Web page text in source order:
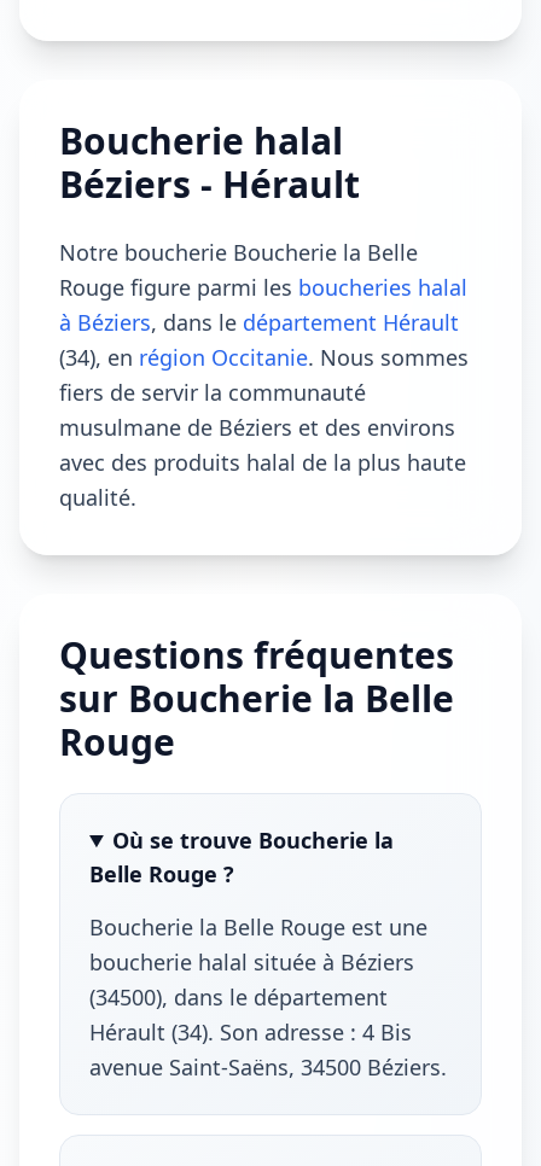
Boucherie halal
Béziers - Hérault
Notre boucherie Boucherie la Belle
Rouge figure parmi les boucheries halal
à Béziers, dans le département Hérault
(34), en région Occitanie. Nous sommes
fiers de servir la communauté
musulmane de Béziers et des environs
avec des produits halal de la plus haute
qualité.
Questions fréquentes
sur Boucherie la Belle
Rouge
Où se trouve Boucherie la
Belle Rouge ?
Boucherie la Belle Rouge est une
boucherie halal située à Béziers
(34500), dans le département
Hérault (34). Son adresse : 4 Bis
avenue Saint-Saëns, 34500 Béziers.